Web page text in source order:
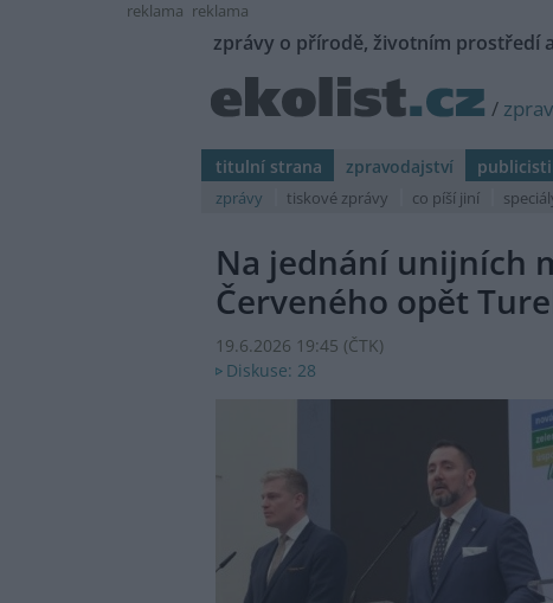
reklama reklama
zprávy o přírodě, životním prostředí
/
titulní strana zpravodajství
zprávy tiskové zprávy co píší jiní
Na jednání unijních
Červeného opět
19.6.2026 19:45 (ČTK)
Diskuse: 28